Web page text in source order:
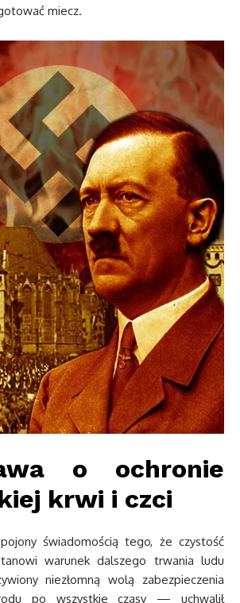
miecz.
o ochronie
krwi i czci
świadomością tego, że czystość
warunek dalszego trwania ludu
niezłomną wolą zabezpieczenia
po wszystkie czasy — uchwalił